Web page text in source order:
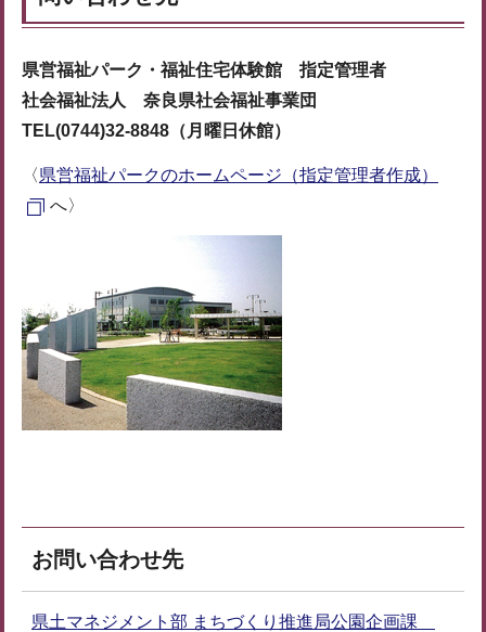
県営福祉パーク・福祉住宅体験館 指定管理者
社会福祉法人 奈良県社会福祉事業団
TEL(0744)32-8848（月曜日休館）
〈県営福祉パークのホームページ（指定管理者作成）
へ〉
お問い合わせ先
県土マネジメント部 まちづくり推進局公園企画課